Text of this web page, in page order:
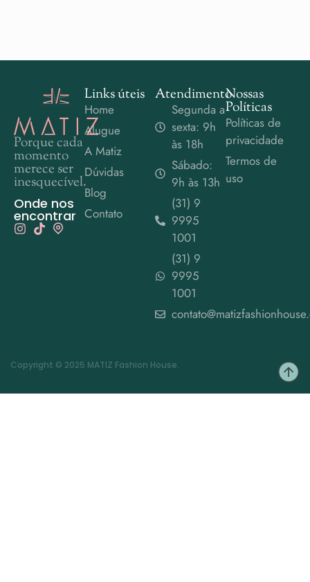
Porque cada
momento
merece ser
inesquecível.
Onde nos
encontrar
Links úteis
Home
Alugue
A Matiz
Dúvidas
Blog
Contato
Atendimento
Segunda a
sexta: 9h
às 18h
Sábado:
9h às 13h
(31) 9
9995
1001
(31) 9
9995
1001
Nossas
Políticas
Políticas de
privacidade
Termos de
uso
Copyright © 2025 MATIZ Fashion House.